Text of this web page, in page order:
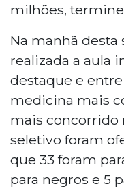
milhões,
Na manhã desta
realizada a aula
destaque e
medicina mais
mais concorrido
seletivo foram
que 33 foram
para negros e 5